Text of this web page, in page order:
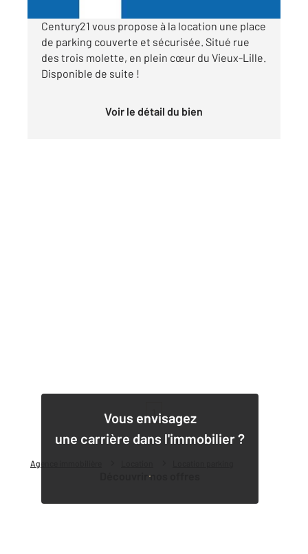
Agence immobilière
Century21 vous propose à la location une place
de parking couverte et sécurisée. Situé rue
des trois molette, en plein cœur du Vieux-Lille.
Disponible de suite !
Voir le détail du bien
Vous envisagez
une carrière dans l'immobilier ?
Découvrir nos offres
1